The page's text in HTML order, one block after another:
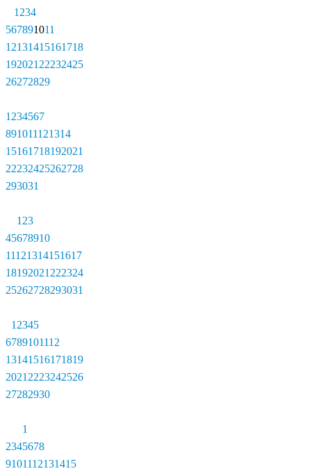
1 234
567891011
12131415161718
192021 22232425
26272829
1 234567
891011121314
15161718192021
22232425262728
293031
1 23
45678910
11121314151617
18192021 222324
25262728293031
1 2345
6789101112
13141516171819
2021 2223242526
27282930
1
2345678
9101112131415